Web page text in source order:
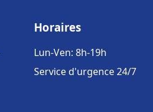
Horaires
Lun-Ven: 8h-19h
Service d'urgence 24/7